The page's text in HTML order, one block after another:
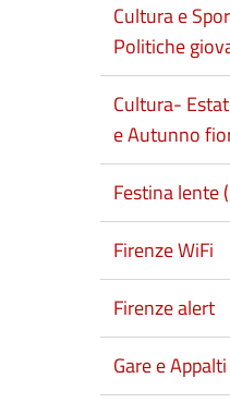
Cultura e
Politiche
Cultura-
e Autunno
Festina lente
Firenze WiFi
Firenze alert
Gare e Appalti